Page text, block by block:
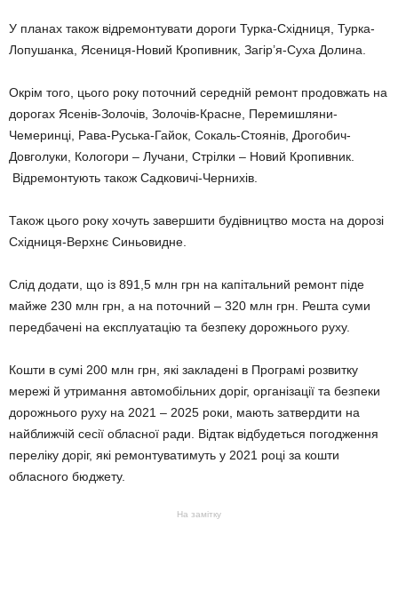
У планах також відремонтувати дороги Турка-Східниця, Турка-
Лопушанка, Ясениця-Новий Кропивник, Загір’я-Суха Долина.
Окрім того, цього року поточний середній ремонт продовжать на
дорогах Ясенів-Золочів, Золочів-Красне, Перемишляни-
Чемеринці, Рава-Руська-Гайок, Сокаль-Стоянів, Дрогобич-
Довголуки, Кологори – Лучани, Стрілки – Новий Кропивник.
Відремонтують також Садковичі-Чернихів.
Також цього року хочуть завершити будівництво моста на дорозі
Східниця-Верхнє Синьовидне.
Слід додати, що із 891,5 млн грн на капітальний ремонт піде
майже 230 млн грн, а на поточний – 320 млн грн. Решта суми
передбачені на експлуатацію та безпеку дорожнього руху.
Кошти в сумі 200 млн грн, які закладені в Програмі розвитку
мережі й утримання автомобільних доріг, організації та безпеки
дорожнього руху на 2021 – 2025 роки, мають затвердити на
найближчій сесії обласної ради. Відтак відбудеться погодження
переліку доріг, які ремонтуватимуть у 2021 році за кошти
обласного бюджету.
На замітку